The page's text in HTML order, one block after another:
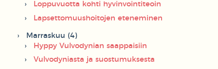
Loppuvuotta kohti hyvinvointiteoin
Lapsettomuushoitojen eteneminen
Marraskuu (4)
Hyppy Vulvodynian saappaisiin
Vulvodyniasta ja suostumuksesta